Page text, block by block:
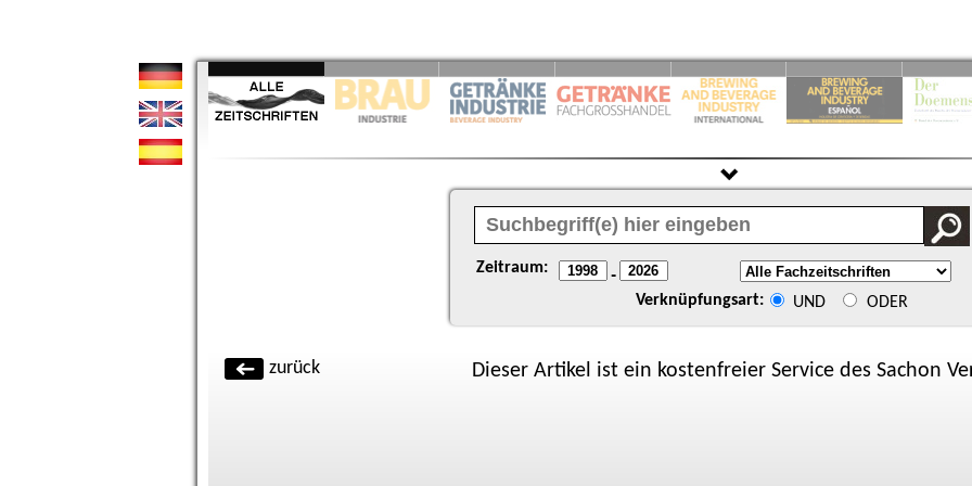
Zeitraum: -
Verknüpfungsart: UND ODER
zurück Dieser Artikel ist ein kostenfreier Service des Sachon